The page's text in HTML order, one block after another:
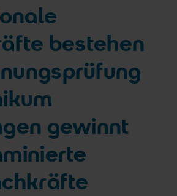
bestehen
gewinnt